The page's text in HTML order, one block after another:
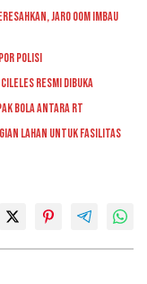
Jaro Oom Imbau
Polisi
Resmi Dibuka
Bola Antara RT
Lahan untuk Fasilitas